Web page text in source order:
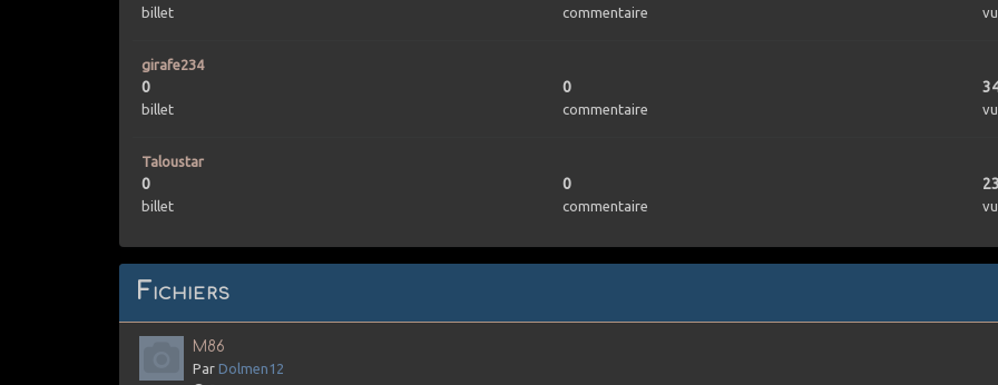
billet commentaire
girafe234
0
billet
0
commentaire
Taloustar
0
billet
0
commentaire
Fichiers
M86
ParDolmen12